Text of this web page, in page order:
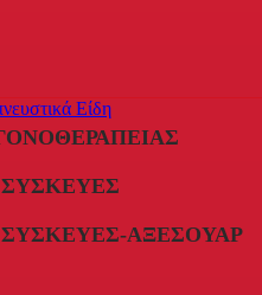
Είδη
ΑΞΕΣΟΥΆΡ